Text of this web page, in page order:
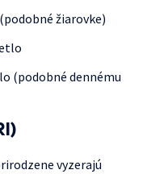
žiarovke)
(podobné dennému
vyzerajú